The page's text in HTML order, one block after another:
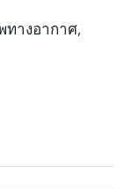
ทางอากาศ,